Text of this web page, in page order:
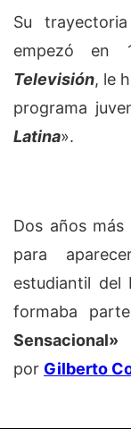
Su
empezó en
Televisión, le
programa
Latina».
Dos años
para
estudiantil del
formaba
Sensacional»
por Gilberto